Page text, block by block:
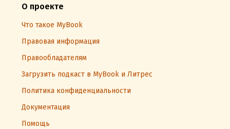
О проекте
Что такое MyBook
Правовая информация
Правообладателям
Загрузить подкаст в MyBook и Литрес
Политика конфиденциальности
Документация
Помощь